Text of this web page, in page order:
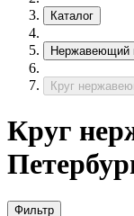
Каталог
Нержавеющий
Круг
Круг
Фильтр